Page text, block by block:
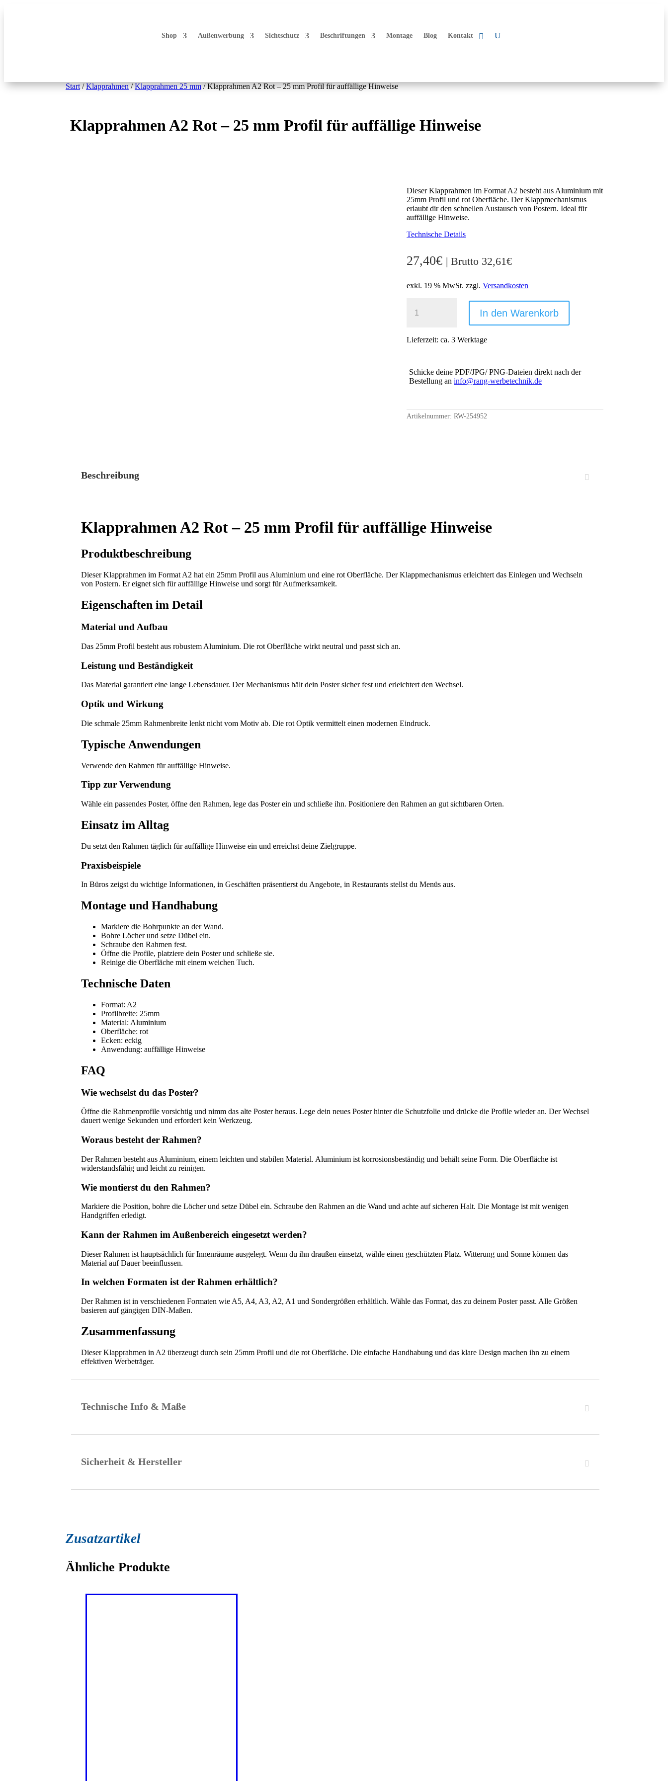
Shop Außenwerbung Sichtschutz Beschriftungen Montage Blog Kontakt
Start/Klapprahmen/Klapprahmen 25 mm/ Klapprahmen A2 Rot – 25 mm Profil für auffällige Hinweise
Klapprahmen A2 Rot – 25 mm Profil für auffällige Hinweise
Dieser Klapprahmen im Format A2 besteht aus Aluminium mit
25mm Profil und rot Oberfläche. Der Klappmechanismus
erlaubt dir den schnellen Austausch von Postern. Ideal für
auffällige Hinweise.
Technische Details
27,40€ | Brutto 32,61€
exkl. 19 % MwSt. zzgl.Versandkosten
A2
25
AUFFÄLLIGE
HINWEISE
In den Warenkorb
Lieferzeit:ca. 3 Werktage
Schicke deine PDF/JPG/ PNG-Dateien direkt nach der
Bestellung aninfo@rang-werbetechnik.de
Artikelnummer:RW-254952
Beschreibung
Klapprahmen A2 Rot – 25 mm Profil für auffällige Hinweise
Produktbeschreibung
Dieser Klapprahmen im Format A2 hat ein 25mm Profil aus Aluminium und eine rot Oberfläche. Der Klappmechanismus erleichtert das Einlegen und Wechseln
von Postern. Er eignet sich für auffällige Hinweise und sorgt für Aufmerksamkeit.
Eigenschaften im Detail
Material und Aufbau
Das 25mm Profil besteht aus robustem Aluminium. Die rot Oberfläche wirkt neutral und passt sich an.
Leistung und Beständigkeit
Das Material garantiert eine lange Lebensdauer. Der Mechanismus hält dein Poster sicher fest und erleichtert den Wechsel.
Optik und Wirkung
Die schmale 25mm Rahmenbreite lenkt nicht vom Motiv ab. Die rot Optik vermittelt einen modernen Eindruck.
Typische Anwendungen
Verwende den Rahmen für auffällige Hinweise.
Tipp zur Verwendung
Wähle ein passendes Poster, öffne den Rahmen, lege das Poster ein und schließe ihn. Positioniere den Rahmen an gut sichtbaren Orten.
Einsatz im Alltag
Du setzt den Rahmen täglich für auffällige Hinweise ein und erreichst deine Zielgruppe.
Praxisbeispiele
In Büros zeigst du wichtige Informationen, in Geschäften präsentierst du Angebote, in Restaurants stellst du Menüs aus.
Montage und Handhabung
Markiere die Bohrpunkte an der Wand.
Bohre Löcher und setze Dübel ein.
Schraube den Rahmen fest.
Öffne die Profile, platziere dein Poster und schließe sie.
Reinige die Oberfläche mit einem weichen Tuch.
Technische Daten
Format: A2
Profilbreite: 25mm
Material: Aluminium
Oberfläche: rot
Ecken: eckig
Anwendung: auffällige Hinweise
FAQ
Wie wechselst du das Poster?
Öffne die Rahmenprofile vorsichtig und nimm das alte Poster heraus. Lege dein neues Poster hinter die Schutzfolie und drücke die Profile wieder an. Der Wechsel
dauert wenige Sekunden und erfordert kein Werkzeug.
Woraus besteht der Rahmen?
Der Rahmen besteht aus Aluminium, einem leichten und stabilen Material. Aluminium ist korrosionsbeständig und behält seine Form. Die Oberfläche ist
widerstandsfähig und leicht zu reinigen.
Wie montierst du den Rahmen?
Markiere die Position, bohre die Löcher und setze Dübel ein. Schraube den Rahmen an die Wand und achte auf sicheren Halt. Die Montage ist mit wenigen
Handgriffen erledigt.
Kann der Rahmen im Außenbereich eingesetzt werden?
Dieser Rahmen ist hauptsächlich für Innenräume ausgelegt. Wenn du ihn draußen einsetzt, wähle einen geschützten Platz. Witterung und Sonne können das
Material auf Dauer beeinflussen.
In welchen Formaten ist der Rahmen erhältlich?
Der Rahmen ist in verschiedenen Formaten wie A5, A4, A3, A2, A1 und Sondergrößen erhältlich. Wähle das Format, das zu deinem Poster passt. Alle Größen
basieren auf gängigen DIN-Maßen.
Zusammenfassung
Dieser Klapprahmen in A2 überzeugt durch sein 25mm Profil und die rot Oberfläche. Die einfache Handhabung und das klare Design machen ihn zu einem
effektiven Werbeträger.
Technische Info & Maße
Sicherheit & Hersteller
Zusatzartikel
Ähnliche Produkte